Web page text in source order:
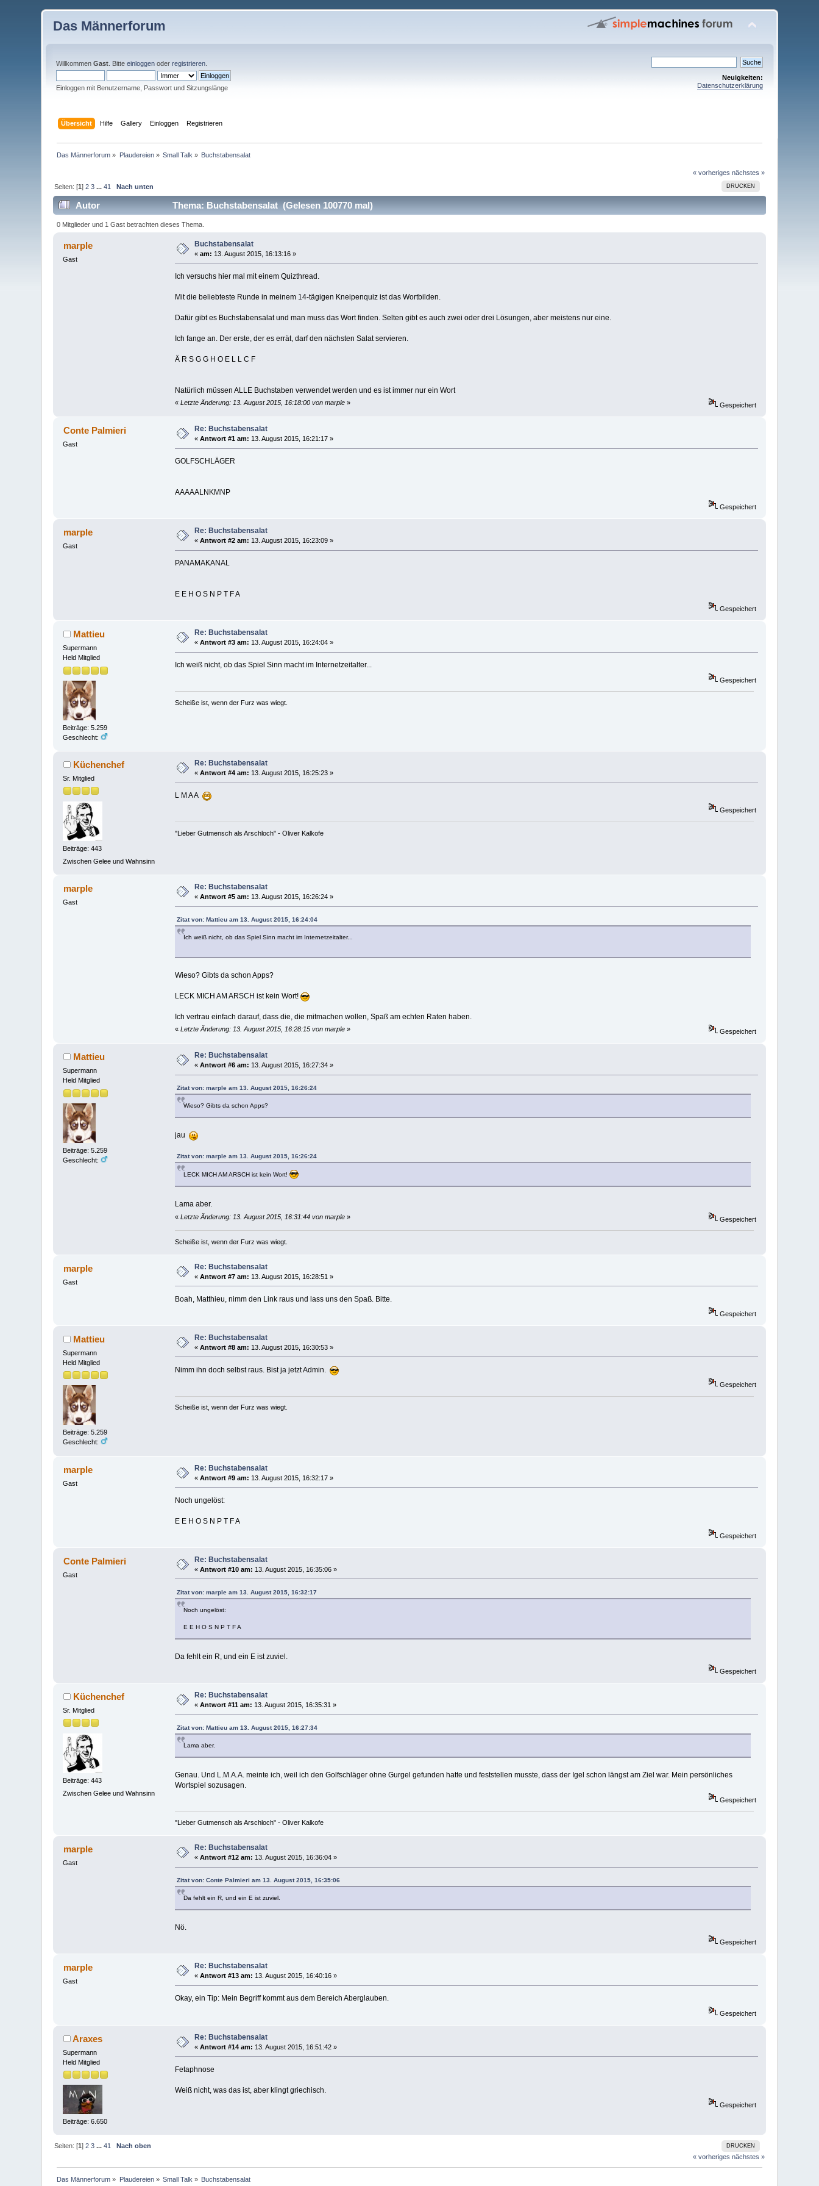
Das Männerforum
WillkommenGast . Bitteeinloggen oderregistrieren
Einloggen mit Benutzername, Passwort und Sitzungslänge
Neuigkeiten:
Datenschutzerklärung
Übersicht Hilfe Gallery Einloggen Registrieren
Das Männerforum » Plaudereien» Small Talk » Buchstabensalat
« vorheriges nächstes »
DRUCKEN
Seiten: [1]2 3 ...41 Nach unten
Autor Thema: Buchstabensalat (Gelesen 100770 mal)
0 Mitglieder und 1 Gast betrachten dieses Thema.
marple
Gast
Buchstabensalat
«am: 13. August 2015, 16:13:16 »
Ich versuchs hier mal mit einem Quizthread.
Mit die beliebteste Runde in meinem 14-tägigen Kneipenquiz ist das Wortbilden.
Dafür gibt es Buchstabensalat und man muss das Wort finden. Selten gibt es auch zwei oder drei Lösungen, aber meistens nur eine.
Ich fange an. Der erste, der es errät, darf den nächsten Salat servieren.
Ä R S G G H O E L L C F
Natürlich müssen ALLE Buchstaben verwendet werden und es ist immer nur ein Wort
« Letzte Änderung: 13. August 2015, 16:18:00 von marple» Gespeichert
Conte Palmieri
Gast
Re: Buchstabensalat
«Antwort #1 am: 13. August 2015, 16:21:17 »
GOLFSCHLÄGER
AAAAALNKMNP
Gespeichert
marple
Gast
Re: Buchstabensalat
«Antwort #2 am: 13. August 2015, 16:23:09 »
PANAMAKANAL
E E H O S N P T F A
Gespeichert
Mattieu
Supermann
Held Mitglied
Beiträge: 5.259
Geschlecht:
Re: Buchstabensalat
«Antwort #3 am: 13. August 2015, 16:24:04 »
Ich weiß nicht, ob das Spiel Sinn macht im Internetzeitalter...
Gespeichert
Scheiße ist, wenn der Furz was wiegt.
Küchenchef
Sr. Mitglied
Beiträge: 443
Zwischen Gelee und Wahnsinn
Re: Buchstabensalat
«Antwort #4 am: 13. August 2015, 16:25:23 »
L M A A
Gespeichert
"Lieber Gutmensch als Arschloch" - Oliver Kalkofe
marple
Gast
Re: Buchstabensalat
«Antwort #5 am: 13. August 2015, 16:26:24 »
Zitat von: Mattieu am 13. August 2015, 16:24:04
Ich weiß nicht, ob das Spiel Sinn macht im Internetzeitalter...
Wieso? Gibts da schon Apps?
LECK MICH AM ARSCH ist kein Wort!
Ich vertrau einfach darauf, dass die, die mitmachen wollen, Spaß am echten Raten haben.
« Letzte Änderung: 13. August 2015, 16:28:15 von marple» Gespeichert
Mattieu
Supermann
Held Mitglied
Beiträge: 5.259
Geschlecht:
Re: Buchstabensalat
«Antwort #6 am: 13. August 2015, 16:27:34 »
Zitat von: marple am 13. August 2015, 16:26:24
Wieso? Gibts da schon Apps?
jau
Zitat von: marple am 13. August 2015, 16:26:24
LECK MICH AM ARSCH ist kein Wort!
Lama aber.
« Letzte Änderung: 13. August 2015, 16:31:44 von marple» Gespeichert
Scheiße ist, wenn der Furz was wiegt.
marple
Gast
Re: Buchstabensalat
«Antwort #7 am: 13. August 2015, 16:28:51 »
Boah, Matthieu, nimm den Link raus und lass uns den Spaß. Bitte.
Gespeichert
Mattieu
Supermann
Held Mitglied
Beiträge: 5.259
Geschlecht:
Re: Buchstabensalat
«Antwort #8 am: 13. August 2015, 16:30:53 »
Nimm ihn doch selbst raus. Bist ja jetzt Admin.
Gespeichert
Scheiße ist, wenn der Furz was wiegt.
marple
Gast
Re: Buchstabensalat
«Antwort #9 am: 13. August 2015, 16:32:17 »
Noch ungelöst:
E E H O S N P T F A
Gespeichert
Conte Palmieri
Gast
Re: Buchstabensalat
«Antwort #10 am: 13. August 2015, 16:35:06 »
Zitat von: marple am 13. August 2015, 16:32:17
Noch ungelöst:
E E H O S N P T F A
Da fehlt ein R, und ein E ist zuviel.
Gespeichert
Küchenchef
Sr. Mitglied
Beiträge: 443
Zwischen Gelee und Wahnsinn
Re: Buchstabensalat
«Antwort #11 am: 13. August 2015, 16:35:31 »
Zitat von: Mattieu am 13. August 2015, 16:27:34
Lama aber.
Genau. Und L.M.A.A. meinte ich, weil ich den Golfschläger ohne Gurgel gefunden hatte und feststellen musste, dass der Igel schon längst am Ziel war. Mein persönliches
Wortspiel sozusagen.
Gespeichert
"Lieber Gutmensch als Arschloch" - Oliver Kalkofe
marple
Gast
Re: Buchstabensalat
«Antwort #12 am: 13. August 2015, 16:36:04 »
Zitat von: Conte Palmieri am 13. August 2015, 16:35:06
Da fehlt ein R, und ein E ist zuviel.
Nö.
Gespeichert
marple
Gast
Re: Buchstabensalat
«Antwort #13 am: 13. August 2015, 16:40:16 »
Okay, ein Tip: Mein Begriff kommt aus dem Bereich Aberglauben.
Gespeichert
Araxes
Supermann
Held Mitglied
Beiträge: 6.650
Re: Buchstabensalat
«Antwort #14 am: 13. August 2015, 16:51:42 »
Fetaphnose
Weiß nicht, was das ist, aber klingt griechisch.
Gespeichert
DRUCKEN
Seiten: [1]2 3 ...41
Nach oben
« vorheriges nächstes »
Das Männerforum » Plaudereien» Small Talk » Buchstabensalat